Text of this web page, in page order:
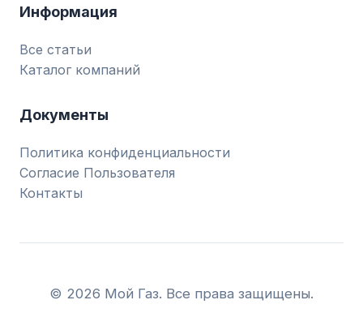
Информация
Все статьи
Каталог компаний
Документы
Политика конфиденциальности
Согласие Пользователя
Контакты
© 2026 Мой Газ. Все права защищены.